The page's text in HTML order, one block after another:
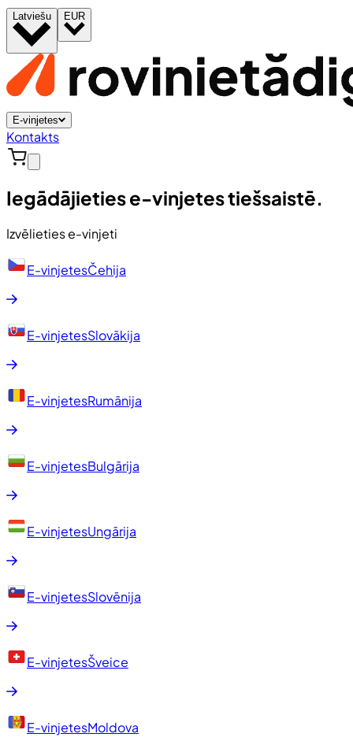
Latviešu EUR
E-vinjetes
Kontakts
Iegādājieties e-vinjetes tiešsaistē.
Izvēlieties e-vinjeti
E-vinjetesČehija
E-vinjetesSlovākija
E-vinjetesRumānija
E-vinjetesBulgārija
E-vinjetesUngārija
E-vinjetesSlovēnija
E-vinjetesŠveice
E-vinjetesMoldova